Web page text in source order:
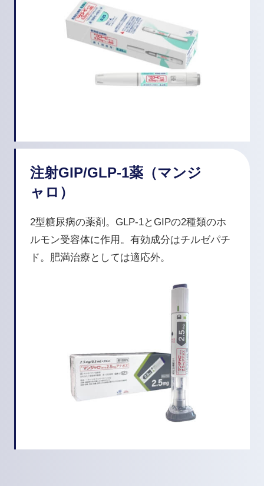
注射GIP/GLP-1薬（マンジ
ャロ）
2型糖尿病の薬剤。GLP-1とGIPの2種類のホ
ルモン受容体に作用。有効成分はチルゼパチ
ド。肥満治療としては適応外。